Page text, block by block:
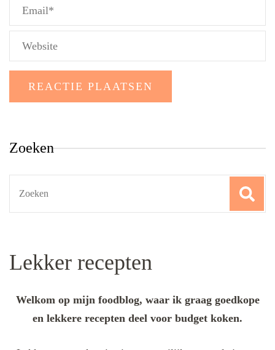
Zoeken
Lekker recepten
Welkom op mijn foodblog, waar ik graag goedkope
en lekkere recepten deel voor budget koken.